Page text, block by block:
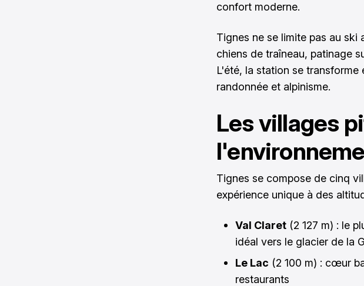
confort moderne.
Tignes ne se limite pas au ski
chiens de traîneau, patinage
L'été, la station se transforme
randonnée et alpinisme.
Les villages
Tignes se compose de cinq
expérience unique à des
Val Claret (2 127 m) : le
idéal vers le glacier de la
Le Lac (2 100 m) : cœur
restaurants